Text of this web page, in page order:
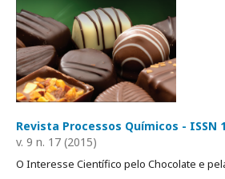
Revista Processos Químicos - ISSN
v. 9 n. 17 (2015)
O Interesse Científico pelo Chocolate e